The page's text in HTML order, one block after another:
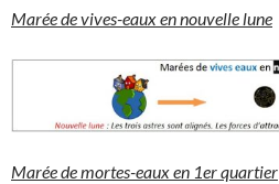
Marée de vives-eaux en nouvelle lune
Marée de mortes-eaux en 1er quartier